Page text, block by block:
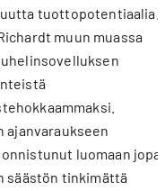
tuottopotentiaalia.
muun muassa
ajanvaraukseen
luomaan jopa
säästön tinkimättä